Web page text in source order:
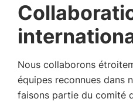
Nous collaborons
équipes reconnues dans
faisons partie du comité